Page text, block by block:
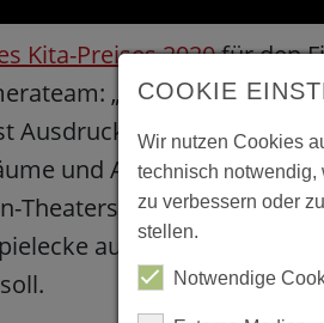
Kita-Preises 2020für den
„Unsere Kita ist
Ausdruck der gelebten
und Angebote aktiv
Theaterstück wird noch
ausgesucht oder
COOKIE
Wir nutzen Cookies
technisch notwendig,
zu verbessern oder
stellen.
Notwendige